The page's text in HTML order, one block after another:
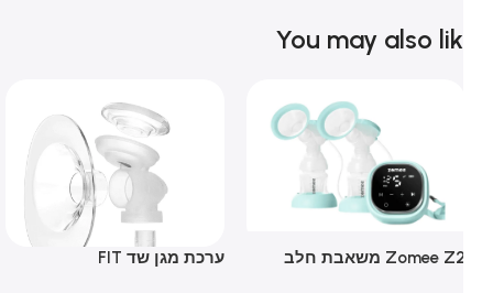
You may also
Zomee Z2 משאבת חלב
ערכת מגן שד FIT